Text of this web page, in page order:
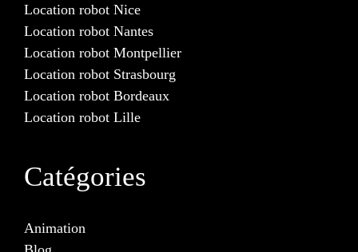
Location robot Nice
Location robot Nantes
Location robot Montpellier
Location robot Strasbourg
Location robot Bordeaux
Location robot Lille
Catégories
Animation